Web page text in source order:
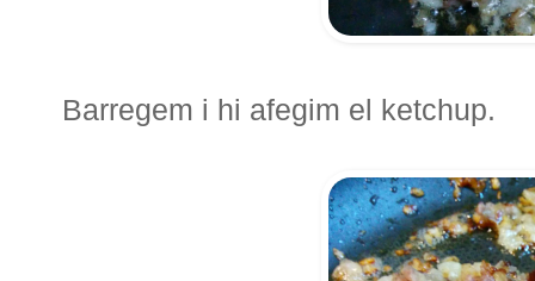
Barregem i hi afegim el ketchup.